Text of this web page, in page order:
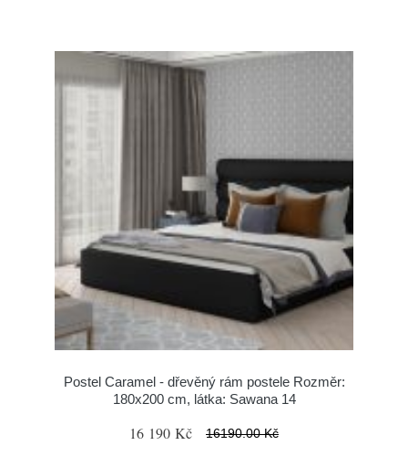
Postel Caramel - dřevěný rám postele Rozměr:
180x200 cm, látka: Sawana 14
16 190 Kč 16190.00 Kč